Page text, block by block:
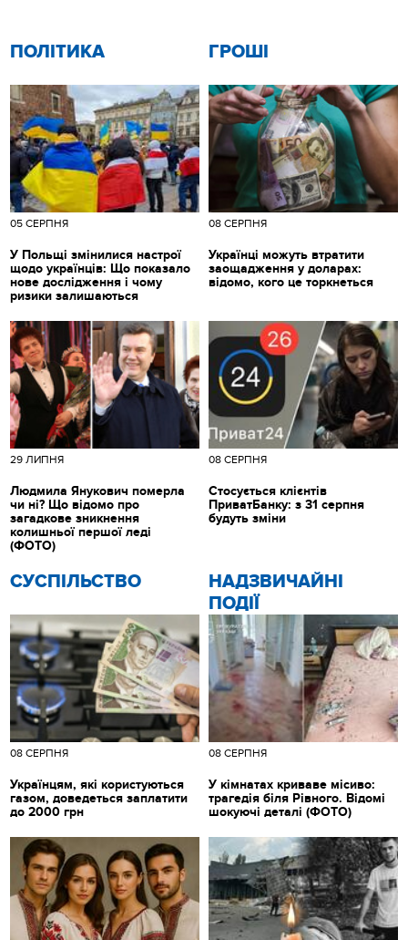
ПОЛІТИКА
05 СЕРПНЯ
У Польщі змінилися настрої
щодо українців: Що показало
нове дослідження і чому
ризики залишаються
ГРОШІ
08 СЕРПНЯ
Українці можуть втратити
заощадження у доларах:
відомо, кого це торкнеться
CУСПІЛЬСТВО
08 СЕРПНЯ
Українцям, які користуються
газом, доведеться заплатити
до 2000 грн
НАДЗВИЧАЙНІ
ПОДІЇ
08 СЕРПНЯ
У кімнатах криваве місиво:
трагедія біля Рівного. Відомі
шокуючі деталі (ФОТО)
29 ЛИПНЯ
Людмила Янукович померла
чи ні? Що відомо про
загадкове зникнення
колишньої першої леді
(ФОТО)
08 СЕРПНЯ
Стосується клієнтів
ПриватБанку: з 31 серпня
будуть зміни